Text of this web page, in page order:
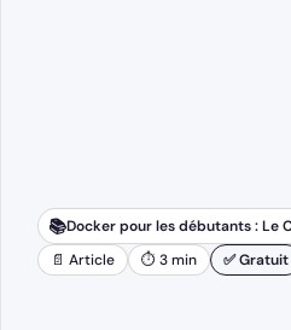
📚Docker pour les débutants : Le
📄 Article
⏱ 3 min ✅ Gratuit